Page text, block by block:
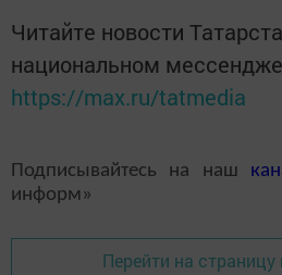
Читайте новости
национальном
https://max.ru/tatmedia
Подписывайтесь на наш
информ»
Перейти на страницу